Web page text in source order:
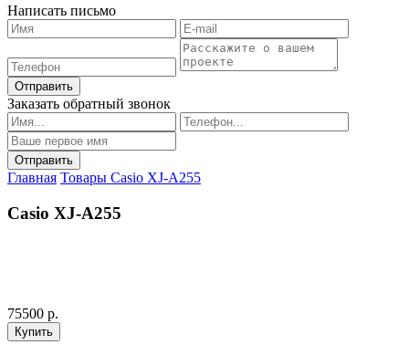
Написать письмо
Отправить
Заказать обратный звонок
Главная Товары Casio XJ-A255
Casio XJ-A255
75500 р.